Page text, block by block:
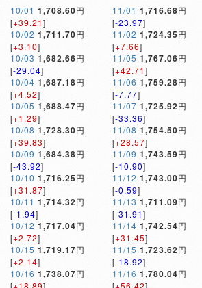
10/01 1,708.60円
[+39.21]
10/02 1,711.70円
[+3.10]
10/03 1,682.66円
[-29.04]
10/04 1,687.18円
[+4.52]
10/05 1,688.47円
[+1.29]
10/08 1,728.30円
[+39.83]
10/09 1,684.38円
[-43.92]
10/10 1,716.25円
[+31.87]
10/11 1,714.32円
[-1.94]
10/12 1,717.04円
[+2.72]
10/15 1,719.17円
[+2.14]
10/16 1,738.07円
[+18.89]
11/01 1,716.68円
[-23.97]
11/02 1,724.35円
[+7.66]
11/05 1,767.06円
[+42.71]
11/06 1,759.28円
[-7.77]
11/07 1,725.92円
[-33.36]
11/08 1,754.50円
[+28.57]
11/09 1,743.59円
[-10.90]
11/12 1,743.00円
[-0.59]
11/13 1,711.09円
[-31.91]
11/14 1,742.54円
[+31.45]
11/15 1,723.62円
[-18.92]
11/16 1,780.04円
[+56.42]